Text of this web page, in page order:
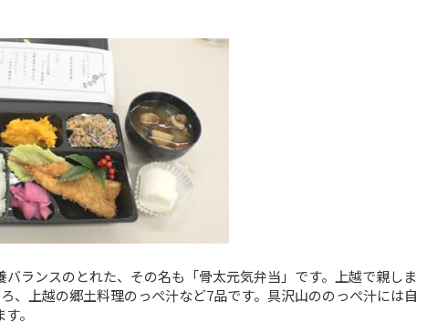
ランスのとれた、その名も「骨太元気弁当」です。上越で親しま
、上越の郷土料理のっぺ汁など7品です。具沢山ののっぺ汁には自
。